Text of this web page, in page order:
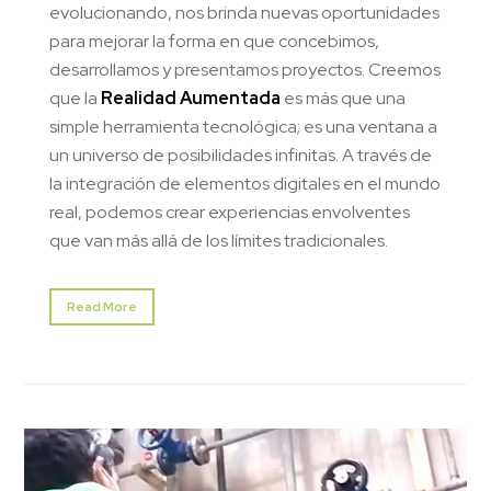
evolucionando, nos brinda nuevas oportunidades
para mejorar la forma en que concebimos,
desarrollamos y presentamos proyectos. Creemos
que la Realidad Aumentada es más que una
simple herramienta tecnológica; es una ventana a
un universo de posibilidades infinitas. A través de
la integración de elementos digitales en el mundo
real, podemos crear experiencias envolventes
que van más allá de los límites tradicionales.
Read More